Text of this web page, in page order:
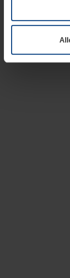
soorten cookies
toestemming
wijzigen of